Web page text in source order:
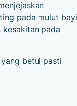
pada mulut bayi
kesakitan pada
betul pasti